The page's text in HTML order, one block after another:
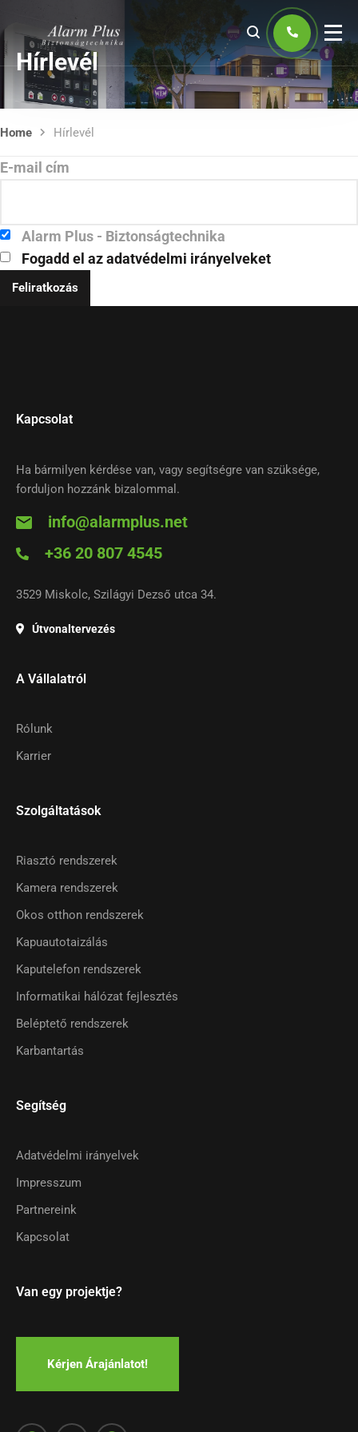
Hírlevél
Home Hírlevél
E-mail cím
Alarm Plus - Biztonságtechnika
Fogadd el az adatvédelmi irányelveket
Kapcsolat
Ha bármilyen kérdése van, vagy segítségre van szüksége,
forduljon hozzánk bizalommal.
info@alarmplus.net
+36 20 807 4545
3529 Miskolc, Szilágyi Dezső utca 34.
Útvonaltervezés
A Vállalatról
Rólunk
Karrier
Szolgáltatások
Riasztó rendszerek
Kamera rendszerek
Okos otthon rendszerek
Kapuautotaizálás
Kaputelefon rendszerek
Informatikai hálózat fejlesztés
Beléptető rendszerek
Karbantartás
Segítség
Adatvédelmi irányelvek
Impresszum
Partnereink
Kapcsolat
Van egy projektje?
Kérjen Árajánlatot!